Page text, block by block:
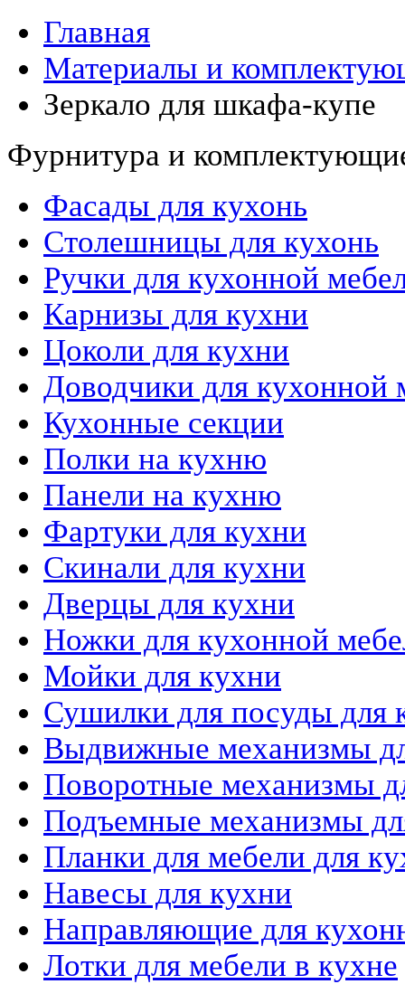
Главная
Материалы и
Зеркало для шкафа-купе
Фурнитура и
Фасады для кухонь
Столешницы для кухонь
Ручки для кухонной
Карнизы для кухни
Цоколи для кухни
Доводчики для кухонной
Кухонные секции
Полки на кухню
Панели на кухню
Фартуки для кухни
Скинали для кухни
Дверцы для кухни
Ножки для кухонной
Мойки для кухни
Сушилки для посуды для
Выдвижные механизмы
Поворотные механизмы
Подъемные механизмы
Планки для мебели для
Навесы для кухни
Направляющие для
Лотки для мебели в кухне